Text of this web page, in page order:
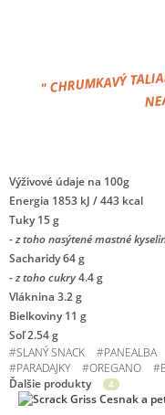
" CHRUMKAVÝ
Výživové údaje na 100g
Energia 1853 kJ / 443 kcal
Tuky 15 g
- z toho nasýtené mastné
Sacharidy64 g
- z toho cukry4.4 g
Vláknina 3.2 g
Bielkoviny 11 g
Soľ2.54 g
#SLANÝ SNACK #PANEALBA
#PARADAJKY #OREGANO #
Ďalšie produkty
4